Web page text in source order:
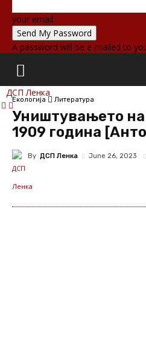
your email
A password will be e-mailed to
ДСП Ленка
Екологија Литература
Уништувањето на
1909 година
By ДСП Ленка June 26, 2023